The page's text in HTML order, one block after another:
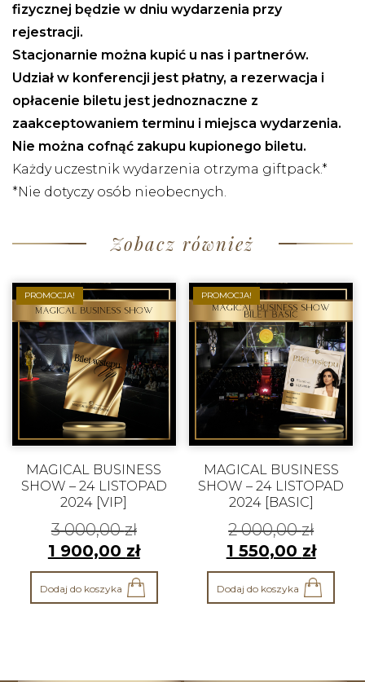
fizycznej będzie w dniu wydarzenia przy
rejestracji.
Stacjonarnie można kupić u nas i partnerów.
Udział w konferencji jest płatny, a rezerwacja i
opłacenie biletu jest jednoznaczne z
zaakceptowaniem terminu i miejsca wydarzenia.
Nie można cofnąć zakupu kupionego biletu.
Każdy uczestnik wydarzenia otrzyma giftpack.*
*Nie dotyczy osób nieobecnych.
Zobacz również
PROMOCJA!
MAGICAL BUSINESS
SHOW – 24 LISTOPAD
2024 [VIP]
3 000,00zł
1 900,00 zł
Dodaj do koszyka
PROMOCJA!
MAGICAL BUSINESS
SHOW – 24 LISTOPAD
2024 [BASIC]
2 000,00zł
1 550,00 zł
Dodaj do koszyka